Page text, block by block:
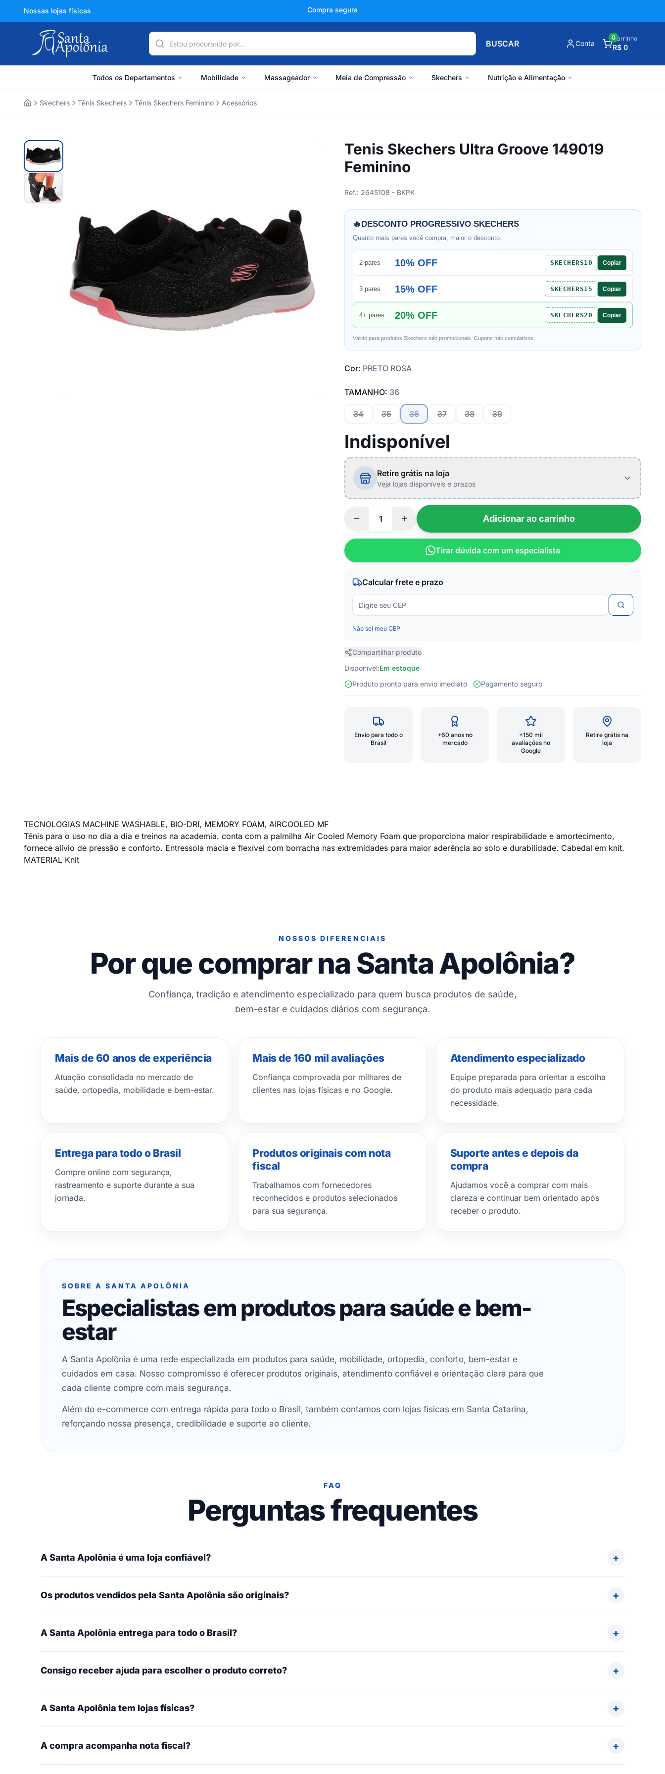
Nossas lojas físicas +150 mil avaliações
BUSCAR Conta
Carrinho
R$ 0
0
Todos os Departamentos Mobilidade Massageador Meia de Compressão Skechers Nutrição e Alimentação
Skechers Tênis Skechers Tênis Skechers Feminino Acessórios
Tenis Skechers Ultra Groove 149019
Feminino
Ref.: 2645108 - BKPK
🔥DESCONTO PROGRESSIVO SKECHERS
Quanto mais pares você compra, maior o desconto.
2 pares 10% OFF SKECHERS10 Copiar
3 pares 15% OFF SKECHERS15 Copiar
4+ pares 20% OFF SKECHERS20 Copiar
Válido para produtos Skechers não promocionais. Cupons não cumulativos.
Cor: PRETO ROSA
TAMANHO: 36
34 35 36 37 38 39
Indisponível
Retire grátis na loja
Veja lojas disponíveis e prazos
Adicionar ao carrinho
Tirar dúvida com um especialista
Calcular frete e prazo
Não sei meu CEP
Compartilhar produto
Disponível:Em estoque
Produto pronto para envio imediato
Pagamento seguro
Envio para todo o
Brasil
+60 anos no
mercado
+150 mil
avaliações no
Google
Retire grátis na
loja
TECNOLOGIAS MACHINE WASHABLE, BIO-DRI, MEMORY FOAM, AIRCOOLED MF
Tênis para o uso no dia a dia e treinos na academia. conta com a palmilha Air Cooled Memory Foam que proporciona maior respirabilidade e amortecimento,
fornece alívio de pressão e conforto. Entressola macia e flexível com borracha nas extremidades para maior aderência ao solo e durabilidade. Cabedal em knit.
MATERIAL Knit
NOSSOS DIFERENCIAIS
Por que comprar na Santa Apolônia?
Confiança, tradição e atendimento especializado para quem busca produtos de saúde,
bem-estar e cuidados diários com segurança.
Mais de 60 anos de experiência
Atuação consolidada no mercado de
saúde, ortopedia, mobilidade e bem-estar.
Mais de 160 mil avaliações
Confiança comprovada por milhares de
clientes nas lojas físicas e no Google.
Atendimento especializado
Equipe preparada para orientar a escolha
do produto mais adequado para cada
necessidade.
Entrega para todo o Brasil
Compre online com segurança,
rastreamento e suporte durante a sua
jornada.
Produtos originais com nota
fiscal
Trabalhamos com fornecedores
reconhecidos e produtos selecionados
para sua segurança.
Suporte antes e depois da
compra
Ajudamos você a comprar com mais
clareza e continuar bem orientado após
receber o produto.
SOBRE A SANTA APOLÔNIA
Especialistas em produtos para saúde e bem-
estar
A Santa Apolônia é uma rede especializada em produtos para saúde, mobilidade, ortopedia, conforto, bem-estar e
cuidados em casa. Nosso compromisso é oferecer produtos originais, atendimento confiável e orientação clara para que
cada cliente compre com mais segurança.
Além do e-commerce com entrega rápida para todo o Brasil, também contamos com lojas físicas em Santa Catarina,
reforçando nossa presença, credibilidade e suporte ao cliente.
FAQ
Perguntas frequentes
A Santa Apolônia é uma loja confiável?
Os produtos vendidos pela Santa Apolônia são originais?
A Santa Apolônia entrega para todo o Brasil?
Consigo receber ajuda para escolher o produto correto?
A Santa Apolônia tem lojas físicas?
A compra acompanha nota fiscal?